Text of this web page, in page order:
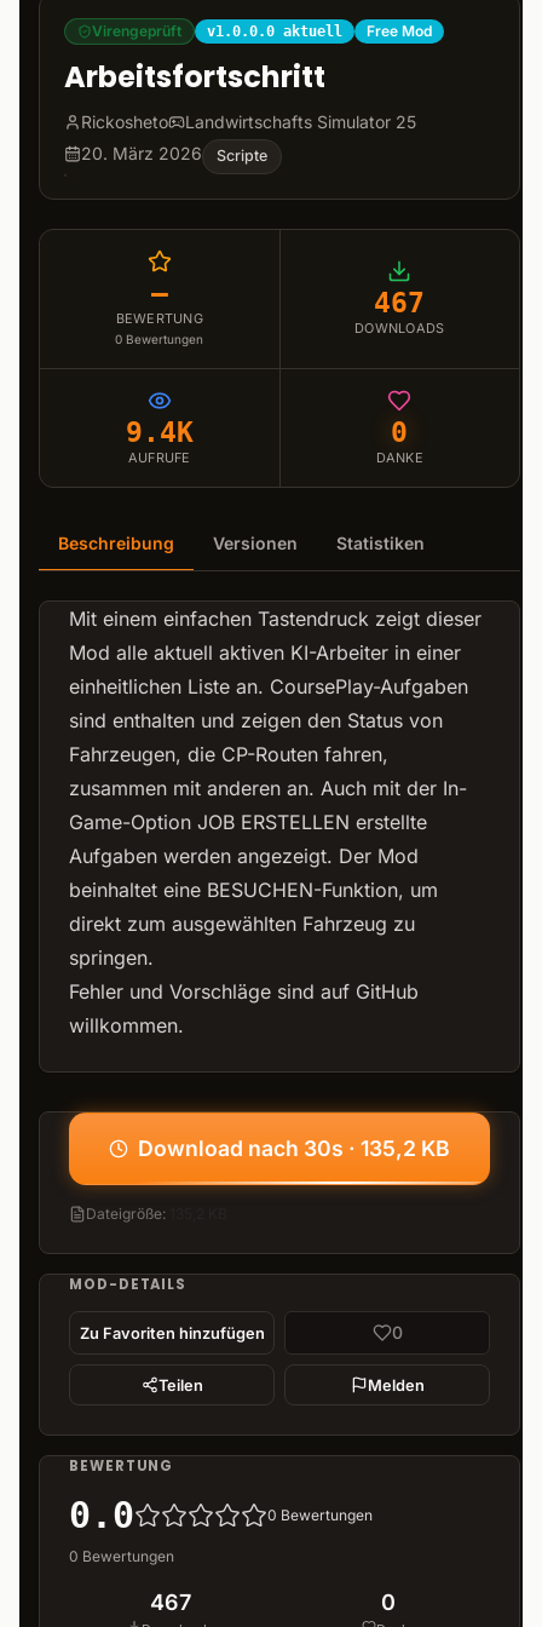
Virengeprüft v1.0.0.0 aktuell Free Mod
Arbeitsfortschritt
Rickosheto
Landwirtschafts Simulator 25
20. März 2026
Scripte
–
BEWERTUNG
0 Bewertungen
467
DOWNLOADS
9.4K
AUFRUFE
0
DANKE
Beschreibung Versionen Statistiken
Mit einem einfachen Tastendruck zeigt dieser
Mod alle aktuell aktiven KI-Arbeiter in einer
einheitlichen Liste an. CoursePlay-Aufgaben
sind enthalten und zeigen den Status von
Fahrzeugen, die CP-Routen fahren,
zusammen mit anderen an. Auch mit der In-
Game-Option JOB ERSTELLEN erstellte
Aufgaben werden angezeigt. Der Mod
beinhaltet eine BESUCHEN-Funktion, um
direkt zum ausgewählten Fahrzeug zu
springen.
Fehler und Vorschläge sind auf GitHub
willkommen.
Download nach 30s · 135,2 KB
Dateigröße:
MOD-DETAILS
Zu Favoriten hinzufügen 0
Teilen Melden
BEWERTUNG
0.0 0 Bewertungen
0 Bewertungen
467 0